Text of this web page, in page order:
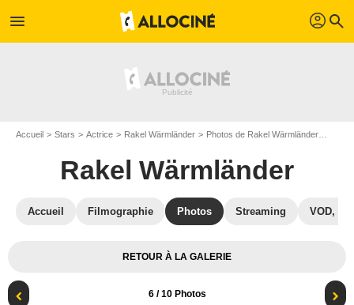
menu profil search
Accueil Stars Actrice Rakel Wärmländer Photos de Rakel Wärmländer
Rakel Wärmländer
Accueil Filmographie Photos Streaming VOD,
RETOUR À LA GALERIE
6/ 10 Photos